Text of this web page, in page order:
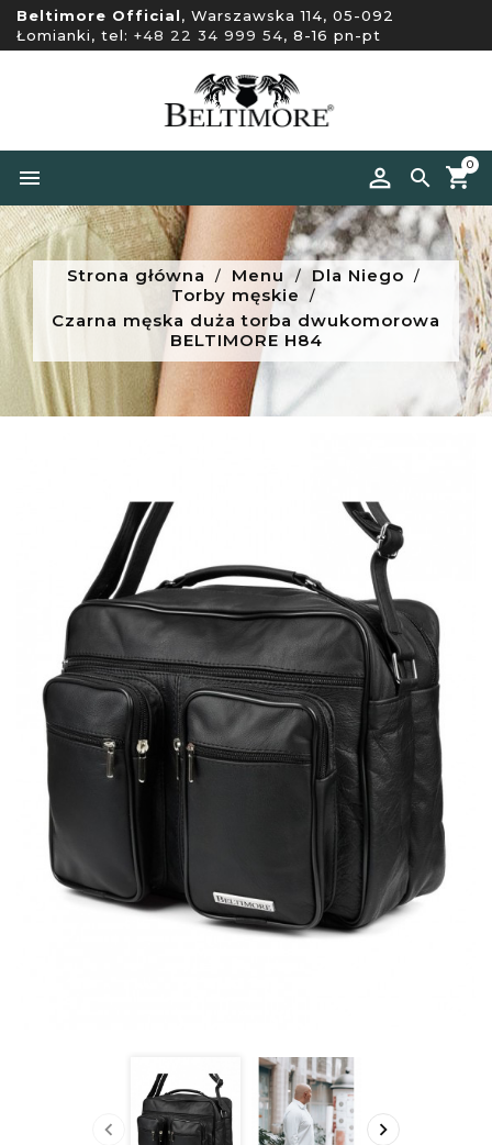
Beltimore Official, Warszawska 114, 05-092
Łomianki, tel: +48 22 34 999 54, 8-16 pn-pt


0
Strona główna Menu
Dla Niego
Torby męskie
Czarna męska duża torba dwukomorowa
BELTIMORE H84
 